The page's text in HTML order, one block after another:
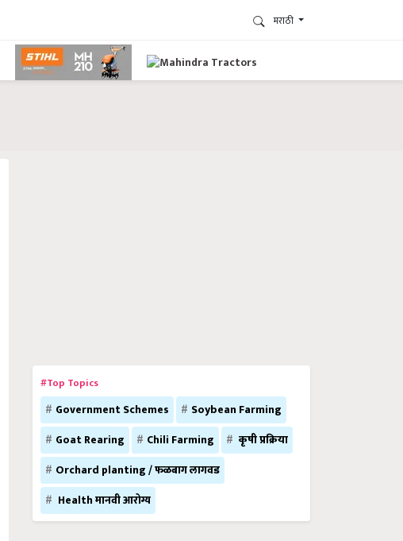
मराठी
#Top Topics
Government Schemes
Soybean Farming
Goat Rearing
Chili Farming
कृषी प्रक्रिया
Orchard planting / फळबाग लागवड
Health मानवी आरोग्य